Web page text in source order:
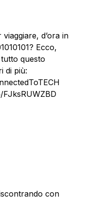
d’ora in
Ecco,
questo
di più:
con